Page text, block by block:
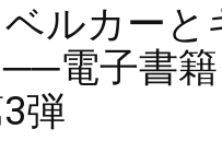
ベルカー
電子書
弾